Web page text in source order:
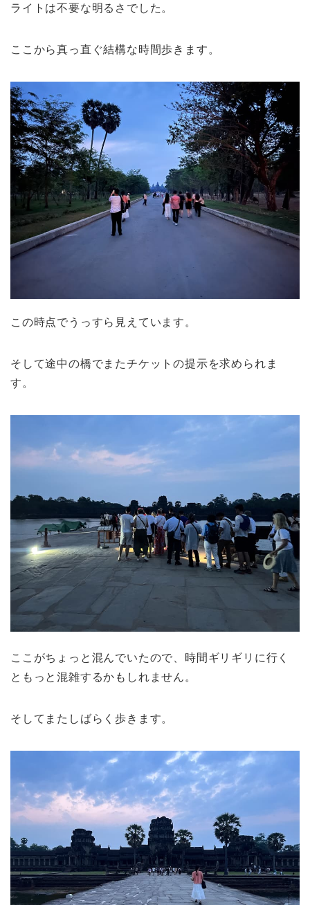
ライトは不要な明るさでした。
ここから真っ直ぐ結構な時間歩きます。
この時点でうっすら見えています。
そして途中の橋でまたチケットの提示を求められま
す。
ここがちょっと混んでいたので、時間ギリギリに行く
ともっと混雑するかもしれません。
そしてまたしばらく歩きます。